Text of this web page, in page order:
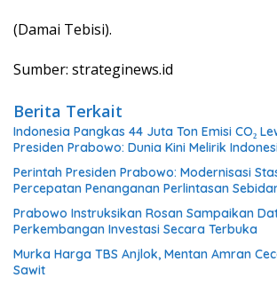
(Damai Tebisi).
Sumber: strateginews.id
Berita Terkait
Indonesia Pangkas 44 Juta Ton Emisi CO₂
Presiden Prabowo: Dunia Kini Melirik
Perintah Presiden Prabowo: Modernisasi
Percepatan Penanganan Perlintasan
Prabowo Instruksikan Rosan Sampaikan
Perkembangan Investasi Secara Terbuka
Murka Harga TBS Anjlok, Mentan Amran
Sawit